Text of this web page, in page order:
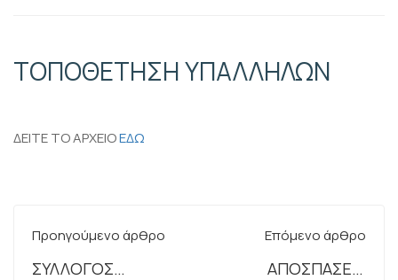
ΤΟΠΟΘΕΤΗΣΗ ΥΠΑΛΛΗΛΩΝ
ΔΕΙΤΕ ΤΟ ΑΡΧΕΙΟΕΔΩ
Προηγούμενο άρθρο
ΣΥΛΛΟΓΟΣ
Επόμενο άρθρο
ΑΠΟΣΠΑΣΕΙΣ